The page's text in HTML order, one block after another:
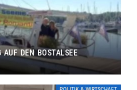
AUF DEN BOSTALSEE